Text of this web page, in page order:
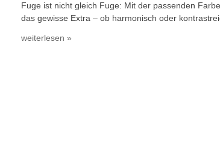
Fuge ist nicht gleich Fuge: Mit der passenden
das gewisse Extra – ob harmonisch oder
weiterlesen »